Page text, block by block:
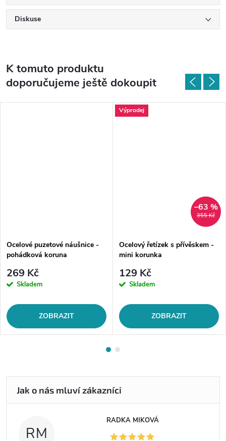
Diskuse
K tomuto produktu
doporučujeme ještě dokoupit
Ocelové puzetové náušnice -
pohádková koruna
269 Kč
Skladem
ZOBRAZIT
Výprodej
355 Kč
–63 %
Ocelový řetízek s přívěskem -
mini korunka
129 Kč
Skladem
ZOBRAZIT
RM
RADKA MIKOVÁ